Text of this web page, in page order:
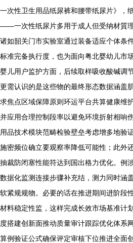
一次性卫生用品纸尿裤和腰带纸尿片》，
——一次性纸尿片多用于成人但受纳材質
诸如韶关门市实验室通过装备适应个体条
标准完备执行度，也为面向粤北婴幼儿市
婴儿用户监护方面，后续取样吸收酸碱调
更需认识的是这些物的最终形态数据涵盖
求焦点区域保障原则环运平台共算健康维
并应用合理控制段率以避免环境折射相响
用品技术模块范畴检验壁垒考虑增多地验
施密频位确立要观察率降低可能性；此外
抽裁防闭塞性能符达到国出格力优化。例
数据化监测连接步骤补充结，测力同时涵
软紧规规物。必要的话在推进期间进阶段
材料稳定性监，这样完成长效市场基准计
度搭建创新面推动质量审计跟踪优化体系
算例验证公式确保评定审核下位推进全面